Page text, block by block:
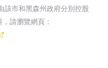
該市和黑森州政府分別控股
請瀏覽網頁：